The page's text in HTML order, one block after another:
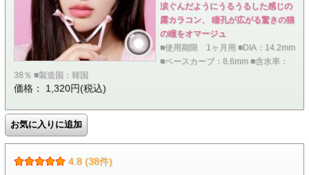
涙ぐんだようにうるうるした感じの
露カラコン、 瞳孔が広がる驚きの猫
の瞳をオマージュ
■使用期限 1ヶ月用 ■DIA：14.2mm
■ベースカーブ：8.6mm ■含水率：
38％ ■製造国：韓国
価格： 1,320円(税込)
4.8 (38件)